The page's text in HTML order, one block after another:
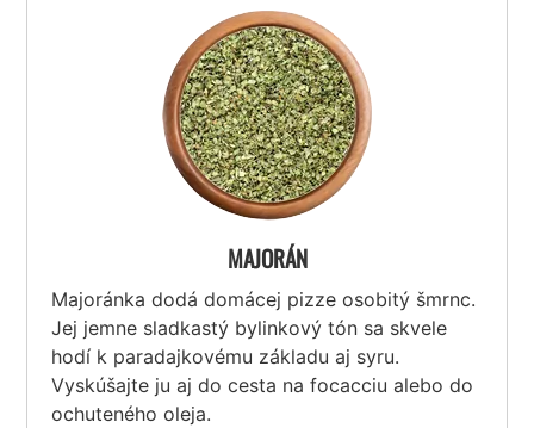
MAJORÁN
Majoránka dodá domácej pizze osobitý šmrnc.
Jej jemne sladkastý bylinkový tón sa skvele
hodí k paradajkovému základu aj syru.
Vyskúšajte ju aj do cesta na focacciu alebo do
ochuteného oleja.